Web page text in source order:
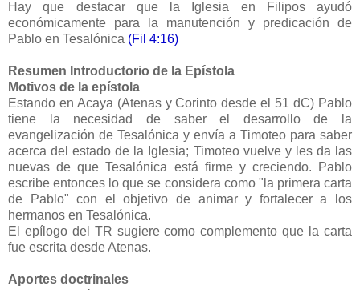
Hay que destacar que la Iglesia en Filipos ayudó
económicamente para la manutención y predicación de
Pablo en Tesalónica (Fil 4:16)
Resumen Introductorio de la Epístola
Motivos de la epístola
Estando en Acaya (Atenas y Corinto desde el 51 dC) Pablo
tiene la necesidad de saber el desarrollo de la
evangelización de Tesalónica y envía a Timoteo para saber
acerca del estado de la Iglesia; Timoteo vuelve y les da las
nuevas de que Tesalónica está firme y creciendo. Pablo
escribe entonces lo que se considera como "la primera carta
de Pablo" con el objetivo de animar y fortalecer a los
hermanos en Tesalónica.
El epílogo del TR sugiere como complemento que la carta
fue escrita desde Atenas.
Aportes doctrinales